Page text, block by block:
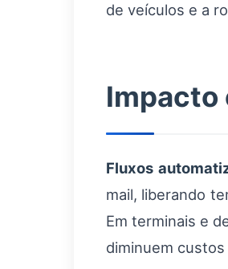
de veículos e a
Impacto
Fluxos
mail, liberando
Em terminais e
diminuem